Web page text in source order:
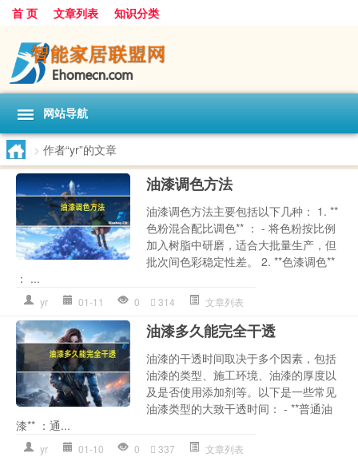
首 页 文章列表 知识分类
网站导航
> 作者“yr”的文章
油漆调色方法
油漆调色方法主要包括以下几种： 1. **
色粉混合配比调色** ： - 将色粉按比例
加入树脂中研磨，适合大批量生产，但
批次间色彩稳定性差。 2. **色漆调色**
： ...
yr 01-11 0 314 文章列表
油漆多久能完全干透
油漆的干透时间取决于多个因素，包括
油漆的类型、施工环境、油漆的厚度以
及是否使用添加剂等。以下是一些常见
油漆类型的大致干透时间： - **普通油
漆** ：通...
yr 01-10 0 337 文章列表